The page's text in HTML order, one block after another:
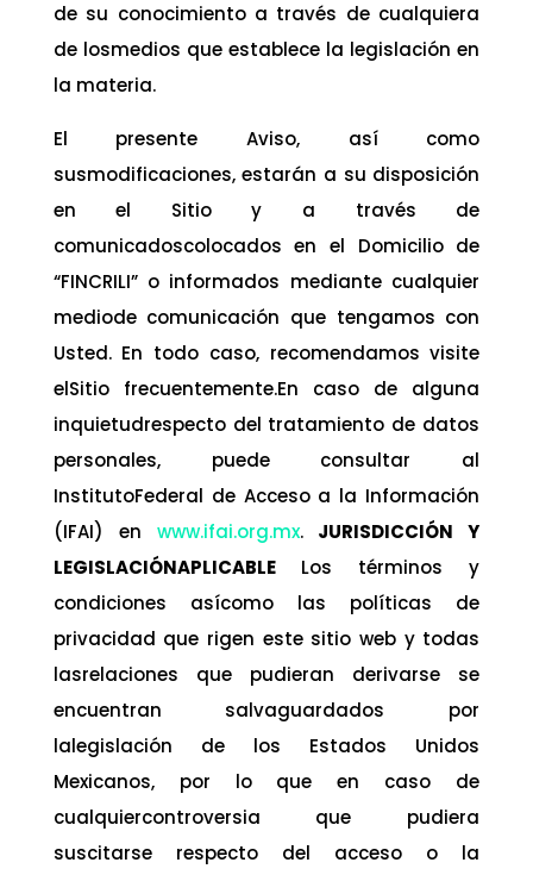
de su conocimiento a través de cualquiera
de losmedios que establece la legislación en
la materia.
El presente Aviso, así como
susmodificaciones, estarán a su disposición
en el Sitio y a través de
comunicadoscolocados en el Domicilio de
“FINCRILI” o informados mediante cualquier
mediode comunicación que tengamos con
Usted. En todo caso, recomendamos visite
elSitio frecuentemente.En caso de alguna
inquietudrespecto del tratamiento de datos
personales, puede consultar al
InstitutoFederal de Acceso a la Información
(IFAI) en www.ifai.org.mx. JURISDICCIÓN Y
LEGISLACIÓNAPLICABLE Los términos y
condiciones asícomo las políticas de
privacidad que rigen este sitio web y todas
lasrelaciones que pudieran derivarse se
encuentran salvaguardados por
lalegislación de los Estados Unidos
Mexicanos, por lo que en caso de
cualquiercontroversia que pudiera
suscitarse respecto del acceso o la